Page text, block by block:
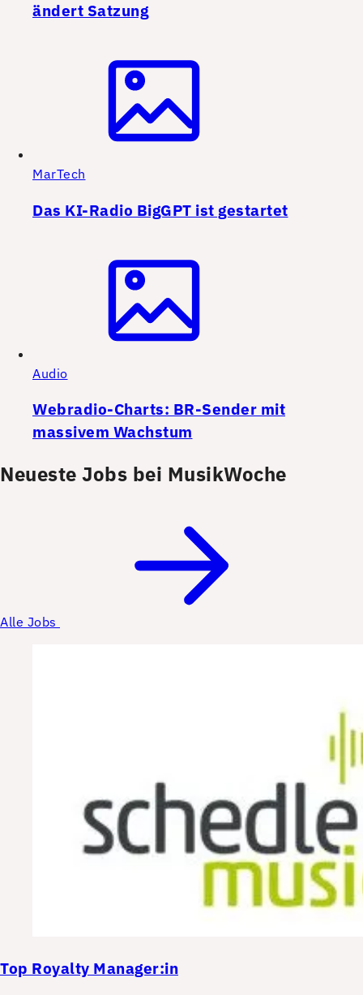
ändert Satzung
MarTech
Das KI-Radio BigGPT ist gestartet
Audio
Webradio-Charts: BR-Sender mit
massivem Wachstum
Neueste Jobs bei MusikWoche
Alle Jobs
Top Royalty Manager:in